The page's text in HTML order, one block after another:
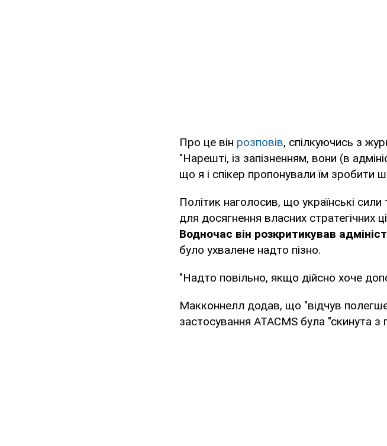
Про це він розповів, спілкуючись з
"Нарешті, із запізненням, вони (в
що я і спікер пропонували їм зробити
Політик наголосив, що українські
для досягнення власних стратегічних
Водночас він розкритикував
було ухвалене надто пізно.
"Надто повільно, якщо дійсно хоче
Макконнелл додав, що "відчув
застосування ATACMS була "скинута з